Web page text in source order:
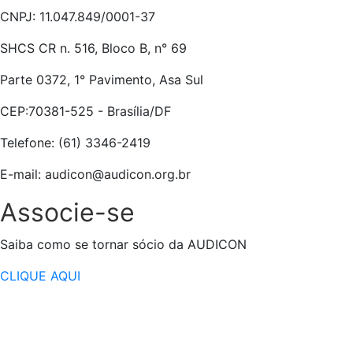
CNPJ: 11.047.849/0001-37
SHCS CR n. 516, Bloco B, n° 69
Parte 0372, 1° Pavimento, Asa Sul
CEP:70381-525 - Brasília/DF
Telefone: (61) 3346-2419
E-mail: audicon@audicon.org.br
Associe-se
Saiba como se tornar sócio da AUDICON
CLIQUE AQUI